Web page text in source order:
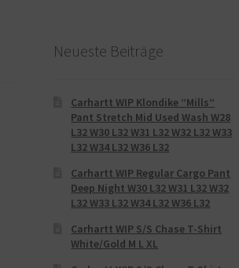
Neueste Beiträge
Carhartt WIP Klondike “Mills“
Pant Stretch Mid Used Wash W28
L32 W30 L32 W31 L32 W32 L32 W33
L32 W34 L32 W36 L32
Carhartt WIP Regular Cargo Pant
Deep Night W30 L32 W31 L32 W32
L32 W33 L32 W34 L32 W36 L32
Carhartt WIP S/S Chase T-Shirt
White/Gold M L XL